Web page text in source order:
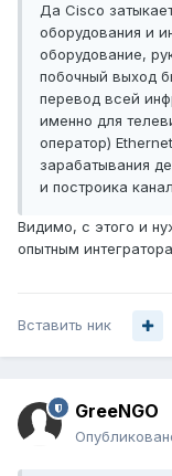
Да Cisco
оборудования и
оборудование,
побочный выход
перевод всей
именно для
оператор)
зарабатывания
и построика
Видимо, с этого и
опытным
Вставить ник
GreeNGO